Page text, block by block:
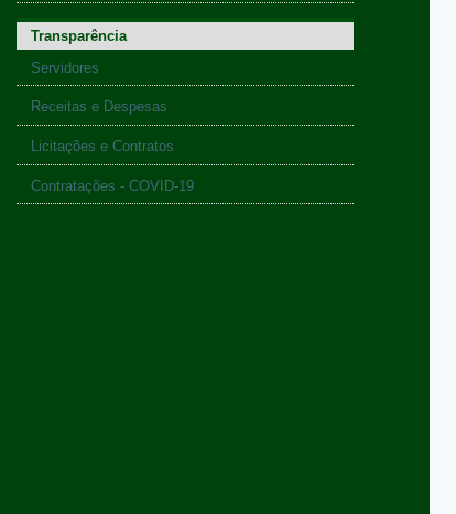
Transparência
Servidores
Receitas e Despesas
Licitações e Contratos
Contratações - COVID-19